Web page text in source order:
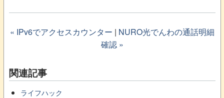
« IPv6でアクセスカウンター | NURO光でんわの通話明細
確認 »
関連記事
ライフハック